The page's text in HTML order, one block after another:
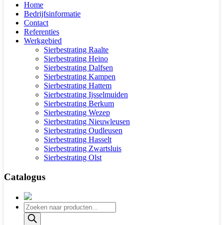
Home
Bedrijfsinformatie
Contact
Referenties
Werkgebied
Sierbestrating Raalte
Sierbestrating Heino
Sierbestrating Dalfsen
Sierbestrating Kampen
Sierbestrating Hattem
Sierbestrating Ijsselmuiden
Sierbestrating Berkum
Sierbestrating Wezep
Sierbestrating Nieuwleusen
Sierbestrating Oudleusen
Sierbestrating Hasselt
Sierbestrating Zwartsluis
Sierbestrating Olst
Catalogus
Producten
zoeken